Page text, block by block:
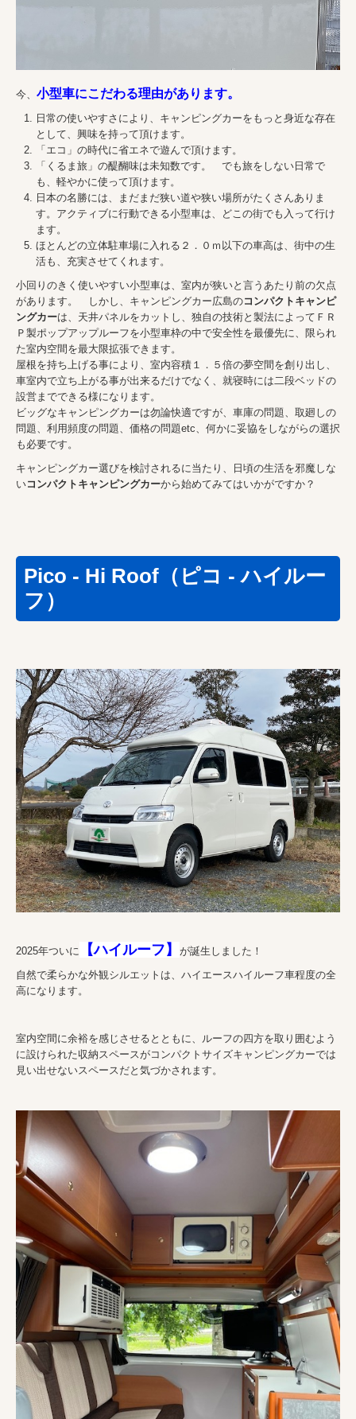
今、 小型車にこだわる理由があります。
日常の使いやすさにより、キャンピングカーをもっと身近な存在
として、興味を持って頂けます。
「エコ」の時代に省エネで遊んで頂けます。
「くるま旅」の醍醐味は未知数です。 でも旅をしない日常で
も、軽やかに使って頂けます。
日本の名勝には、まだまだ狭い道や狭い場所がたくさんありま
す。アクティブに行動できる小型車は、どこの街でも入って行け
ます。
ほとんどの立体駐車場に入れる２．０ｍ以下の車高は、街中の生
活も、充実させてくれます。
小回りのきく使いやすい小型車は、室内が狭いと言うあたり前の欠点
があります。 しかし、キャンピングカー広島のコンパクトキャンピ
ングカーは、天井パネルをカットし、独自の技術と製法によってＦＲ
Ｐ製ポップアップルーフを小型車枠の中で安全性を最優先に、限られ
た室内空間を最大限拡張できます。
屋根を持ち上げる事により、室内容積１．５倍の夢空間を創り出し、
車室内で立ち上がる事が出来るだけでなく、就寝時には二段ベッドの
設営までできる様になります。
ビッグなキャンピングカーは勿論快適ですが、車庫の問題、取廻しの
問題、利用頻度の問題、価格の問題etc、何かに妥協をしながらの選択
も必要です。
キャンピングカー選びを検討されるに当たり、日頃の生活を邪魔しな
いコンパクトキャンピングカーから始めてみてはいかがですか？
Pico - Hi Roof（ピコ - ハイルー
フ）
2025年ついに 【ハイルーフ】
が誕生しました！
自然で柔らかな外観シルエットは、ハイエースハイルーフ車程度の全
高になります。
室内空間に余裕を感じさせるとともに、ルーフの四方を取り囲むよう
に設けられた収納スペースがコンパクトサイズキャンピングカーでは
見い出せないスペースだと気づかされます。